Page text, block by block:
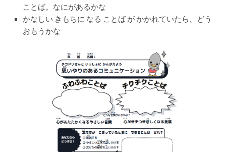
ことば。なにがあるかな
かなしい きもちに なる ことば が かかれていたら、どう
おもうかな